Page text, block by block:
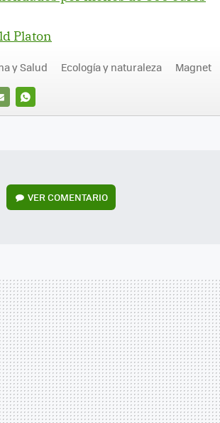
Platon
WHATSAPP
y Salud Ecología y naturaleza Magnet
VERCOMENTARIO